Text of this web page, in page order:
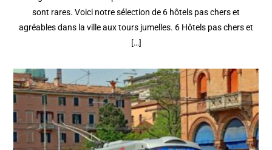
sont rares. Voici notre sélection de 6 hôtels pas chers et
agréables dans la ville aux tours jumelles. 6 Hôtels pas chers et
[…]